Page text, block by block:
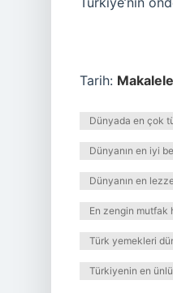
Tarih:
Dünyada en çok
Dünyanın en iyi
Dünyanın en
En zengin mutfak
Türk yemekleri
Türkiyenin en